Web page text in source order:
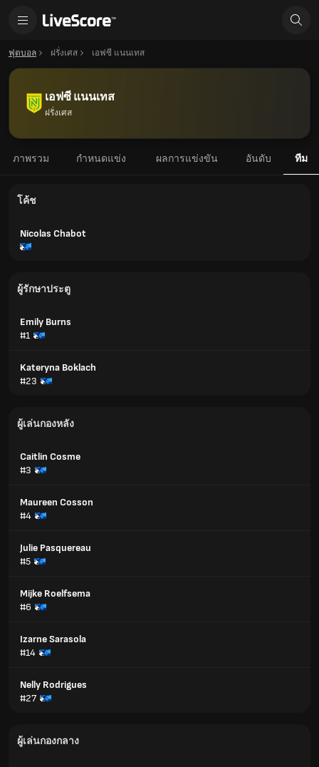
ฟุตบอล ฝรั่งเศส เอฟซี แนนเทส
เอฟซี แนนเทส
ฝรั่งเศส
ภาพรวม กำหนดแข่ง ผลการแข่งขัน อันดับ ทีม
โค้ช
Nicolas Chabot
ผู้รักษาประตู
Emily Burns
#1
Kateryna Boklach
#23
ผู้เล่นกองหลัง
Caitlin Cosme
#3
Maureen Cosson
#4
Julie Pasquereau
#5
Mijke Roelfsema
#6
Izarne Sarasola
#14
Nelly Rodrigues
#27
ผู้เล่นกองกลาง